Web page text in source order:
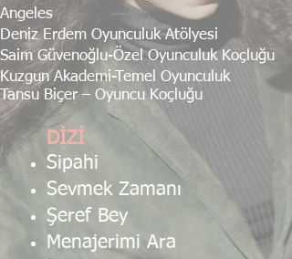
Angeles
Deniz Erdem Oyunculuk Atölyesi
Saim Güvenoğlu-Özel Oyunculuk Koçluğu
Kuzgun Akademi-Temel Oyunculuk
Tansu Biçer – Oyuncu Koçluğu
DİZİ
Sipahi
Sevmek Zamanı
Şeref Bey
Menajerimi Ara